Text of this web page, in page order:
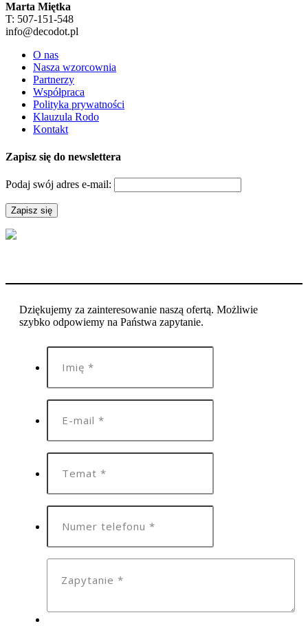
Marta Miętka
T: 507-151-548
info@decodot.pl
O nas
Nasza wzorcownia
Partnerzy
Współpraca
Polityka prywatności
Klauzula Rodo
Kontakt
Zapisz się do newslettera
Podaj swój adres e-mail:
Dziękujemy za zainteresowanie naszą ofertą. Możliwie
szybko odpowiemy na Państwa zapytanie.